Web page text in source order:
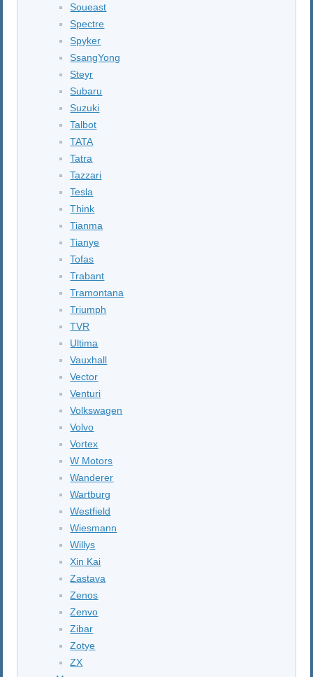
Soueast
Spectre
Spyker
SsangYong
Steyr
Subaru
Suzuki
Talbot
TATA
Tatra
Tazzari
Tesla
Think
Tianma
Tianye
Tofas
Trabant
Tramontana
Triumph
TVR
Ultima
Vauxhall
Vector
Venturi
Volkswagen
Volvo
Vortex
W Motors
Wanderer
Wartburg
Westfield
Wiesmann
Willys
Xin Kai
Zastava
Zenos
Zenvo
Zibar
Zotye
ZX